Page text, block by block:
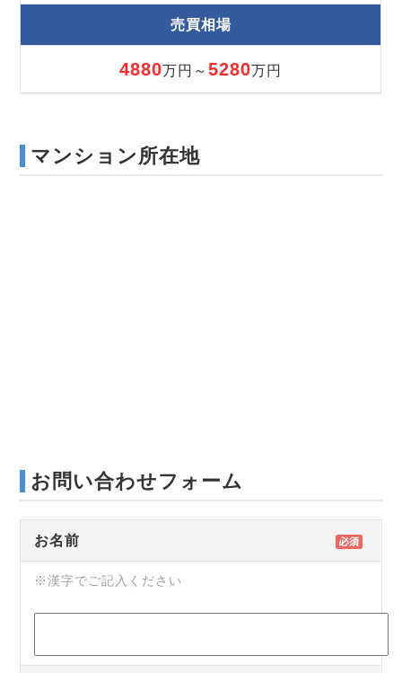
売買相場
4880万円～5280万円
マンション所在地
お問い合わせフォーム
お名前
※漢字でご記入ください